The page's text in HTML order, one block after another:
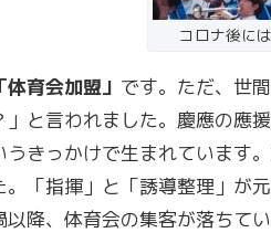
コロナ後に
体育会加盟」 です。ただ、世
」と言われました。慶應の應
うきっかけで生まれています
。「指揮」と「誘導整理」が
以降、体育会の集客が落ちて